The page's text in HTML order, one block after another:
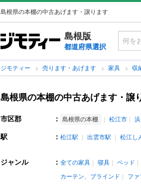
島根県の本棚の中古あげます・譲ります
島根版
都道府県選択
ジモティー 売ります・あげます 家具 収
島根県の本棚の中古あげます・譲
市区郡 ： 島根県の本棚 松江市
駅 ： 松江駅 出雲市駅 松江し
ジャンル ： 全ての家具 寝具 ベッド
カーテン、ブラインド
ファ